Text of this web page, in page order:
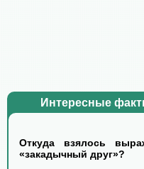
Интересные
Откуда взялось
«закадычный друг»?